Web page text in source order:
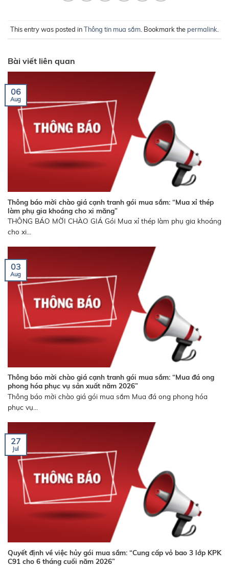
This entry was posted inThông tin mua sắm. Bookmark the permalink.
Bài viết liên quan
Thông báo mời chào giá cạnh tranh gói mua sắm: “Mua xỉ thép
làm phụ gia khoáng cho xi măng”
THÔNG BÁO MỜI CHÀO GIÁ Gói Mua xỉ thép làm phụ gia khoáng
cho xi...
06
Aug
Thông báo mời chào giá cạnh tranh gói mua sắm: “Mua đá ong
phong hóa phục vụ sản xuất năm 2026”
Thông báo mời chào giá gói mua sắm Mua đá ong phong hóa
phục vụ...
03
Aug
Quyết định về việc hủy gói mua sắm: “Cung cấp vỏ bao 3 lớp KPK
C91 cho 6 tháng cuối năm 2026”
27
Jul